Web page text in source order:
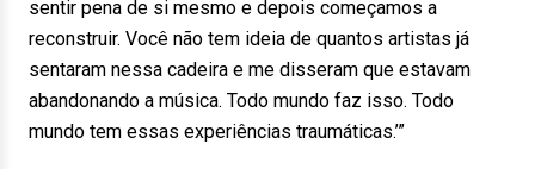
sentir pena de si mesmo e depois começamos a
reconstruir. Você não tem ideia de quantos artistas já
sentaram nessa cadeira e me disseram que estavam
abandonando a música. Todo mundo faz isso. Todo
mundo tem essas experiências traumáticas.’”